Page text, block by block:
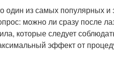
один из самых популярных
можно ли сразу после
которые следует
эффект от